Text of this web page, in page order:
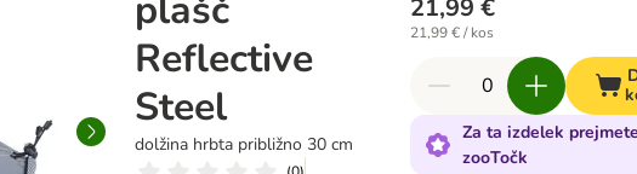
Reflective
Steel
dolžina hrbta približno 30 cm
21,99 €
21,99 € / kos
Za ta izdelek
zooTočk